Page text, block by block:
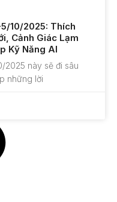
5/10/2025: Thích
Cảnh Giác Lạm
Kỹ Năng AI
2025 này sẽ đi sâu
những lời